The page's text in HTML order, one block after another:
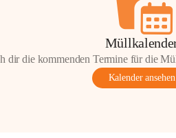
dir die kommenden Termine für die
Kalender ansehen